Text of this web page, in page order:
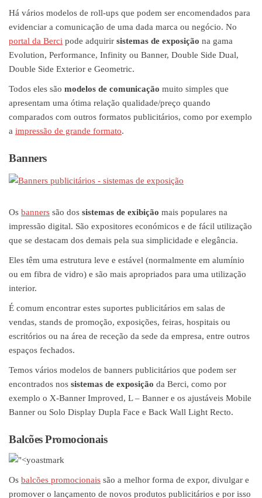
Há vários modelos de roll-ups que podem ser encomendados para
evidenciar a comunicação de uma dada marca ou negócio. No
portal da Berci pode adquirir sistemas de exposição na gama
Evolution, Performance, Infinity ou Banner, Double Side Dual,
Double Side Exterior e Geometric.
Todos eles são modelos de comunicação muito simples que
apresentam uma ótima relação qualidade/preço quando
comparados com outros formatos publicitários, como por exemplo
a impressão de grande formato.
Banners
Os banners são dos sistemas de exibição mais populares na
impressão digital. São expositores económicos e de fácil utilização
que se destacam dos demais pela sua simplicidade e elegância.
Eles têm uma estrutura leve e estável (normalmente em alumínio
ou em fibra de vidro) e são mais apropriados para uma utilização
interior.
É comum encontrar estes suportes publicitários em salas de
vendas, stands de promoção, exposições, feiras, hospitais ou
escritórios ou na área de receção da sede da empresa, entre outros
espaços fechados.
Temos vários modelos de banners publicitários que podem ser
encontrados nos sistemas de exposição da Berci, como por
exemplo o X-Banner Improved, L – Banner e os ajustáveis Mobile
Banner ou Solo Display Dupla Face e Back Wall Light Recto.
Balcões Promocionais
Os balcões promocionais são a melhor forma de expor, divulgar e
promover o lançamento de novos produtos publicitários e por isso